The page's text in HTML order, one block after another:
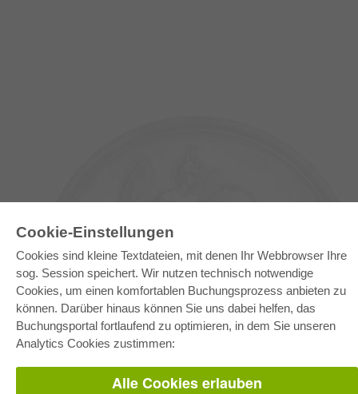
Cookie-Einstellungen
Cookies sind kleine Textdateien, mit denen Ihr Webbrowser Ihre
sog. Session speichert. Wir nutzen technisch notwendige
Cookies, um einen komfortablen Buchungsprozess anbieten zu
können. Darüber hinaus können Sie uns dabei helfen, das
Buchungsportal fortlaufend zu optimieren, in dem Sie unseren
Analytics Cookies zustimmen:
Alle Cookies erlauben
Gesamtpaket
Fachbereichspakete
Pick & Choose
Häufig gestellte Fragen (FAQ)